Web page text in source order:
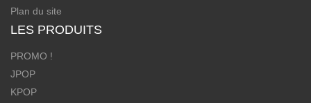
Plan du site
LES PRODUITS
PROMO !
JPOP
KPOP